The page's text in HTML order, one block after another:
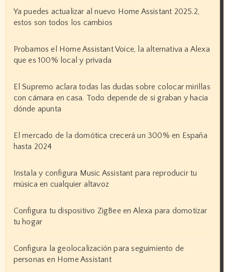
Ya puedes actualizar al nuevo Home Assistant 2025.2,
estos son todos los cambios
Probamos el Home Assistant Voice, la alternativa a Alexa
que es 100% local y privada
El Supremo aclara todas las dudas sobre colocar mirillas
con cámara en casa. Todo depende de si graban y hacia
dónde apunta
El mercado de la domótica crecerá un 300% en España
hasta 2024
Instala y configura Music Assistant para reproducir tu
música en cualquier altavoz
Configura tu dispositivo ZigBee en Alexa para domotizar
tu hogar
Configura la geolocalización para seguimiento de
personas en Home Assistant